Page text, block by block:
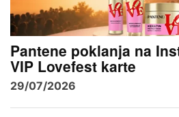
Pantene poklanja na
VIP Lovefest karte
29/07/2026